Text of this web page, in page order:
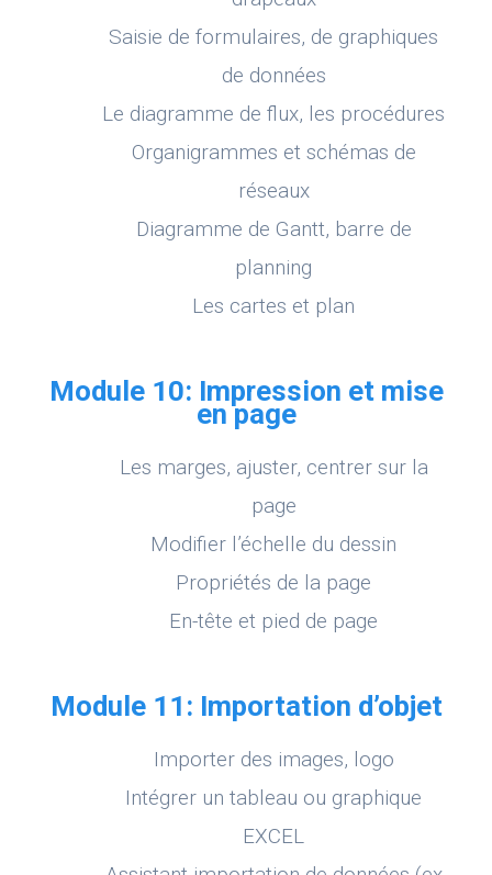
Saisie de formulaires, de graphiques
de données
Le diagramme de flux, les procédures
Organigrammes et schémas de
réseaux
Diagramme de Gantt, barre de
planning
Les cartes et plan
Module 10: Impression et mise
en page
Les marges, ajuster, centrer sur la
page
Modifier l’échelle du dessin
Propriétés de la page
En-tête et pied de page
Module 11: Importation d’objet
Importer des images, logo
Intégrer un tableau ou graphique
EXCEL